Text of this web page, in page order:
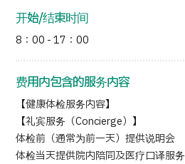
开始/结束时间
8：00 - 17：00
费用内包含的服务内容
【健康体检服务内容】
【礼宾服务（Concierge）】
体检前（通常为前一天）提供说明会
体检当天提供院内陪同及医疗口译服务